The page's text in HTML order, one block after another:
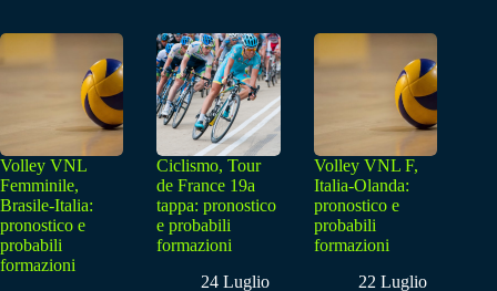
Volley VNL
Femminile,
Brasile-Italia:
pronostico e
probabili
formazioni
Ciclismo, Tour
de France 19a
tappa: pronostico
e probabili
formazioni
24 Luglio
Volley VNL F,
Italia-Olanda:
pronostico e
probabili
formazioni
22 Luglio